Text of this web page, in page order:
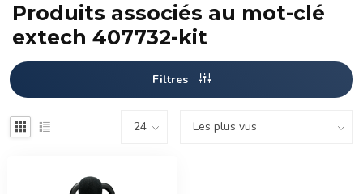
Produits associés au mot-clé
extech 407732-kit
Filtres